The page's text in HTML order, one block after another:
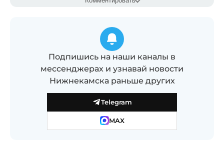
Подпишись на наши каналы в
мессенджерах и узнавай новости
Нижнекамска раньше других
Telegram
MAX